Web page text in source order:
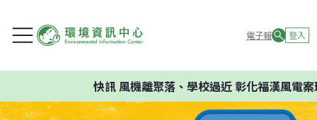
電子報 登入
快訊風機離聚落、學校過近 彰化福漢風電案環